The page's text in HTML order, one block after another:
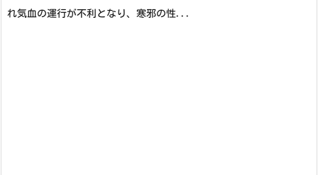
れ気血の運行が不利となり、寒邪の性...